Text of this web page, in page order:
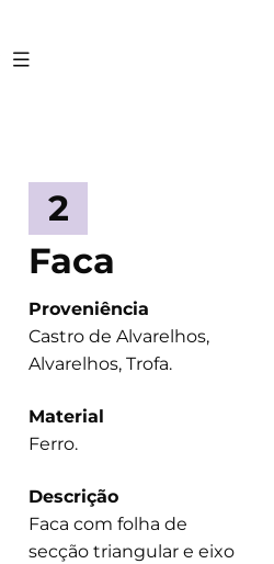
2
Faca
Proveniência
Castro de Alvarelhos,
Alvarelhos, Trofa.
Material
Ferro.
Descrição
Faca com folha de
secção triangular e eixo